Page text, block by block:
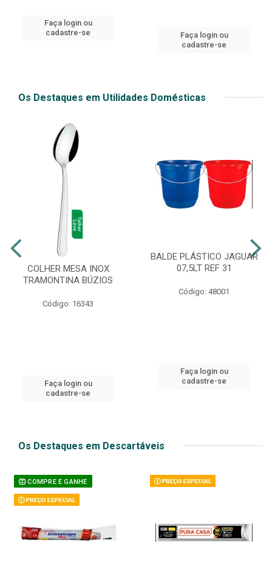
Faça login ou
cadastre-se
Faça login ou
cadastre-se
Os Destaques em Utilidades Domésticas
COLHER MESA INOX
TRAMONTINA BÚZIOS
Código: 16343
Faça login ou
cadastre-se
BALDE PLÁSTICO JAGUAR
07,5LT REF 31
Código: 48001
Faça login ou
cadastre-se
Os Destaques em Descartáveis
COMPRE E GANHE